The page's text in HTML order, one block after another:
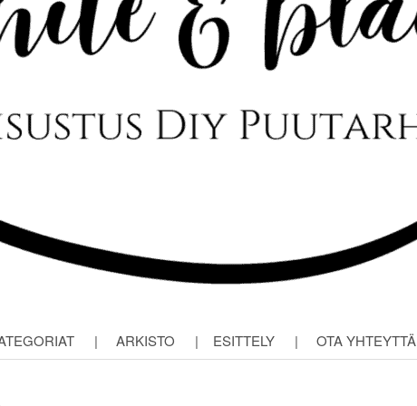
| ARKISTO | ESITTELY | OTA YHTEYTTÄ